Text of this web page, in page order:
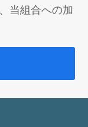
当組合への加